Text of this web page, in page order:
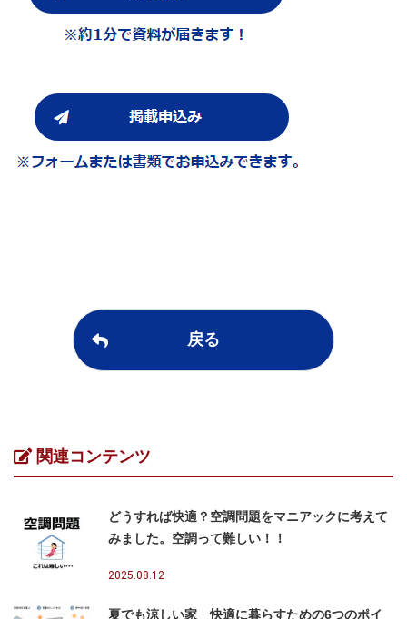
戻る
関連コンテンツ
どうすれば快適？空調問題をマニアックに考えて
みました。空調って難しい！！
2025.08.12
夏でも涼しい家 快適に暮らすための6つのポイ